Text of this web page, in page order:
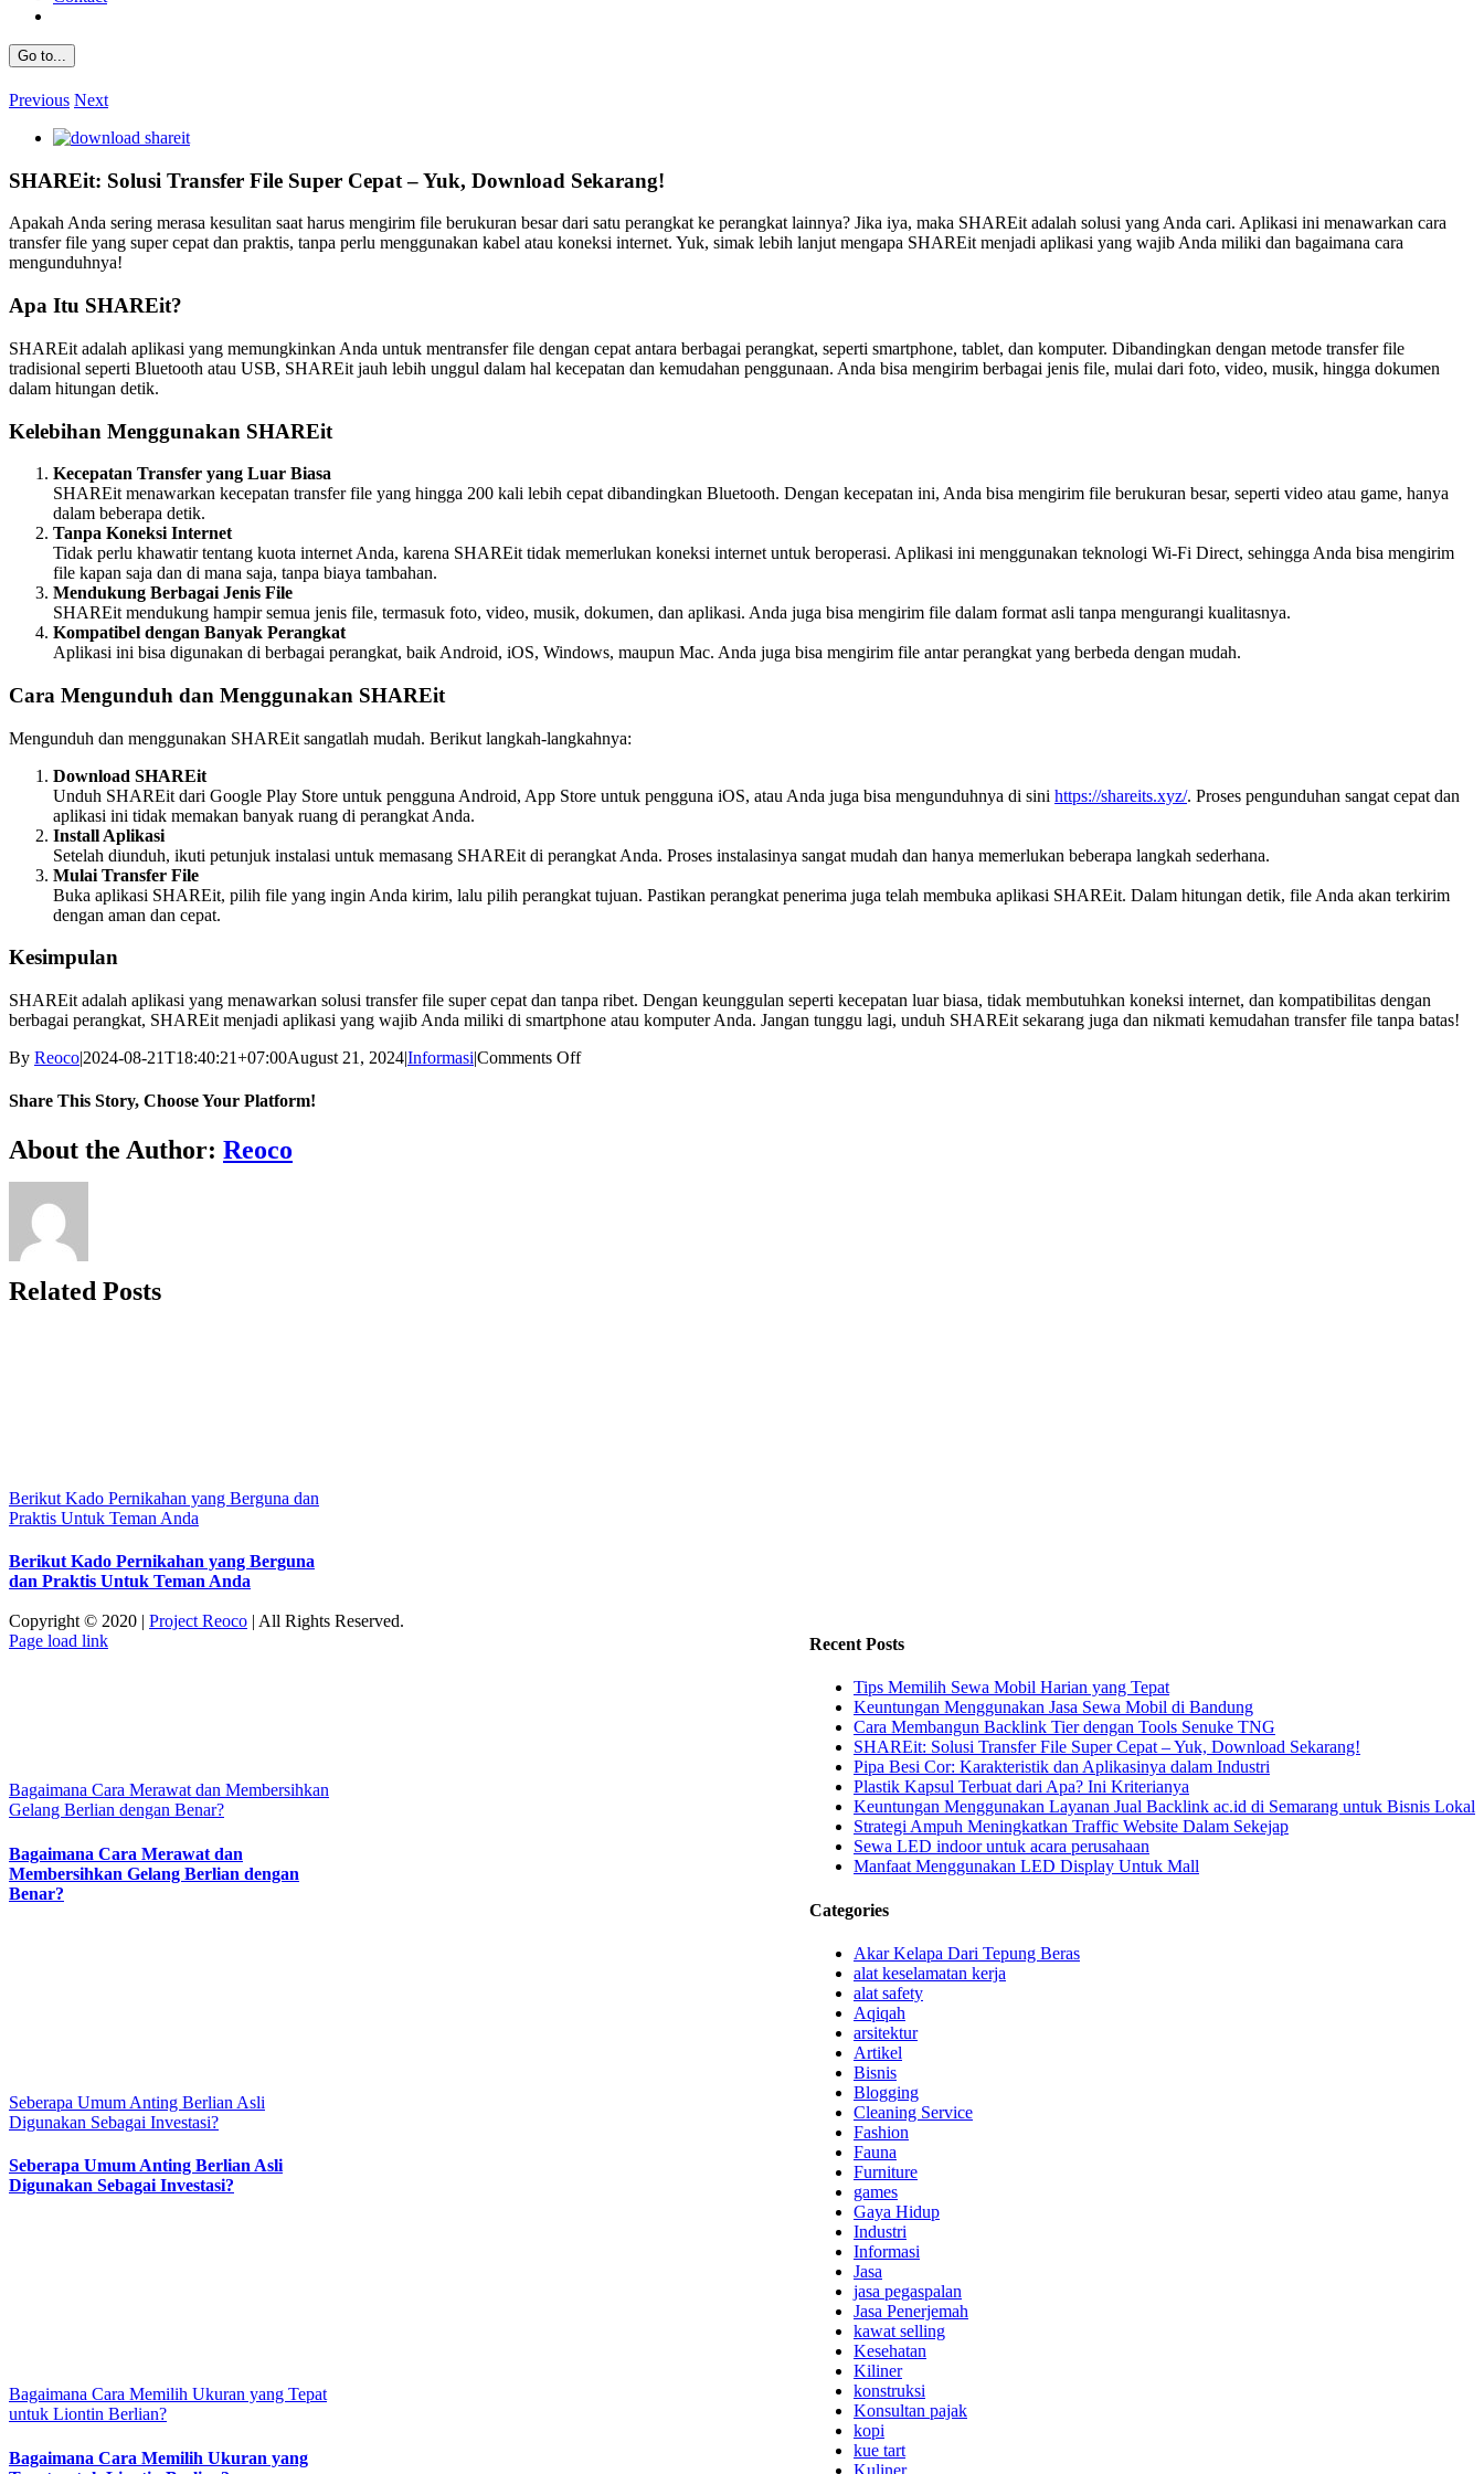
Go to...
Previous Next
View
Image
SHAREit: Solusi Transfer File Super Cepat – Yuk, Download Sekarang!
Apakah Anda sering merasa kesulitan saat harus mengirim file berukuran besar dari satu perangkat ke perangkat lainnya? Jika iya, maka SHAREit adalah solusi yang Anda cari. Aplikasi ini menawarkan cara
transfer file yang super cepat dan praktis, tanpa perlu menggunakan kabel atau koneksi internet. Yuk, simak lebih lanjut mengapa SHAREit menjadi aplikasi yang wajib Anda miliki dan bagaimana cara
mengunduhnya!
Apa Itu SHAREit?
SHAREit adalah aplikasi yang memungkinkan Anda untuk mentransfer file dengan cepat antara berbagai perangkat, seperti smartphone, tablet, dan komputer. Dibandingkan dengan metode transfer file
tradisional seperti Bluetooth atau USB, SHAREit jauh lebih unggul dalam hal kecepatan dan kemudahan penggunaan. Anda bisa mengirim berbagai jenis file, mulai dari foto, video, musik, hingga dokumen
dalam hitungan detik.
Kelebihan Menggunakan SHAREit
Kecepatan Transfer yang Luar Biasa
SHAREit menawarkan kecepatan transfer file yang hingga 200 kali lebih cepat dibandingkan Bluetooth. Dengan kecepatan ini, Anda bisa mengirim file berukuran besar, seperti video atau game, hanya
dalam beberapa detik.
Tanpa Koneksi Internet
Tidak perlu khawatir tentang kuota internet Anda, karena SHAREit tidak memerlukan koneksi internet untuk beroperasi. Aplikasi ini menggunakan teknologi Wi-Fi Direct, sehingga Anda bisa mengirim
file kapan saja dan di mana saja, tanpa biaya tambahan.
Mendukung Berbagai Jenis File
SHAREit mendukung hampir semua jenis file, termasuk foto, video, musik, dokumen, dan aplikasi. Anda juga bisa mengirim file dalam format asli tanpa mengurangi kualitasnya.
Kompatibel dengan Banyak Perangkat
Aplikasi ini bisa digunakan di berbagai perangkat, baik Android, iOS, Windows, maupun Mac. Anda juga bisa mengirim file antar perangkat yang berbeda dengan mudah.
Cara Mengunduh dan Menggunakan SHAREit
Mengunduh dan menggunakan SHAREit sangatlah mudah. Berikut langkah-langkahnya:
Download SHAREit
Unduh SHAREit dari Google Play Store untuk pengguna Android, App Store untuk pengguna iOS, atau Anda juga bisa mengunduhnya di sini https://shareits.xyz/. Proses pengunduhan sangat cepat dan
aplikasi ini tidak memakan banyak ruang di perangkat Anda.
Install Aplikasi
Setelah diunduh, ikuti petunjuk instalasi untuk memasang SHAREit di perangkat Anda. Proses instalasinya sangat mudah dan hanya memerlukan beberapa langkah sederhana.
Mulai Transfer File
Buka aplikasi SHAREit, pilih file yang ingin Anda kirim, lalu pilih perangkat tujuan. Pastikan perangkat penerima juga telah membuka aplikasi SHAREit. Dalam hitungan detik, file Anda akan terkirim
dengan aman dan cepat.
Kesimpulan
SHAREit adalah aplikasi yang menawarkan solusi transfer file super cepat dan tanpa ribet. Dengan keunggulan seperti kecepatan luar biasa, tidak membutuhkan koneksi internet, dan kompatibilitas dengan
berbagai perangkat, SHAREit menjadi aplikasi yang wajib Anda miliki di smartphone atau komputer Anda. Jangan tunggu lagi, unduh SHAREit sekarang juga dan nikmati kemudahan transfer file tanpa batas!
By Reoco|2024-08-21T18:40:21+07:00August 21, 2024|Informasi|Comments Offon
Share This Story, Choose Your Platform!
Facebook
Twitter
Reddit
LinkedIn
WhatsApp
Tumblr
Pinterest
Vk
Xing
Email
About the Author: Reoco
Related Posts
Berikut Kado Pernikahan yang Berguna dan
Praktis Untuk Teman Anda
Berikut Kado Pernikahan yang Berguna
dan Praktis Untuk Teman Anda
Bagaimana Cara Merawat dan Membersihkan
Gelang Berlian dengan Benar?
Bagaimana Cara Merawat dan
Membersihkan Gelang Berlian dengan
Benar?
Seberapa Umum Anting Berlian Asli
Digunakan Sebagai Investasi?
Seberapa Umum Anting Berlian Asli
Digunakan Sebagai Investasi?
Bagaimana Cara Memilih Ukuran yang Tepat
untuk Liontin Berlian?
Bagaimana Cara Memilih Ukuran yang
Recent Posts
Tips Memilih Sewa Mobil Harian yang Tepat
Keuntungan Menggunakan Jasa Sewa Mobil di Bandung
Cara Membangun Backlink Tier dengan Tools Senuke TNG
SHAREit: Solusi Transfer File Super Cepat – Yuk, Download Sekarang!
Pipa Besi Cor: Karakteristik dan Aplikasinya dalam Industri
Plastik Kapsul Terbuat dari Apa? Ini Kriterianya
Keuntungan Menggunakan Layanan Jual Backlink ac.id di Semarang untuk Bisnis Lokal
Strategi Ampuh Meningkatkan Traffic Website Dalam Sekejap
Sewa LED indoor untuk acara perusahaan
Manfaat Menggunakan LED Display Untuk Mall
Categories
Akar Kelapa Dari Tepung Beras
alat keselamatan kerja
alat safety
Aqiqah
arsitektur
Artikel
Bisnis
Blogging
Cleaning Service
Fashion
Fauna
Furniture
games
Gaya Hidup
Industri
Informasi
Jasa
jasa pegaspalan
Jasa Penerjemah
kawat selling
Kesehatan
Kiliner
konstruksi
Konsultan pajak
kopi
kue tart
Kuliner
Copyright © 2020 | Project Reoco | All Rights Reserved.
Facebook
Twitter
Instagram
Pinterest
Page load link